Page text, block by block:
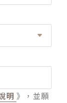
明 》，並願